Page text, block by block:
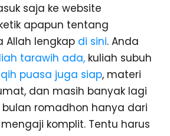
saja ke website
apapun tentang
Allah lengkap di sini. Anda
tarawih ada, kuliah subuh
puasa juga siap, materi
dan masih banyak lagi
romadhon hanya dari
komplit. Tentu harus